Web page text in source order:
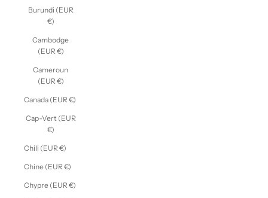
Burundi (EUR
€)
Cambodge
(EUR €)
Cameroun
(EUR €)
Canada (EUR €)
Cap-Vert (EUR
€)
Chili (EUR €)
Chine (EUR €)
Chypre (EUR €)